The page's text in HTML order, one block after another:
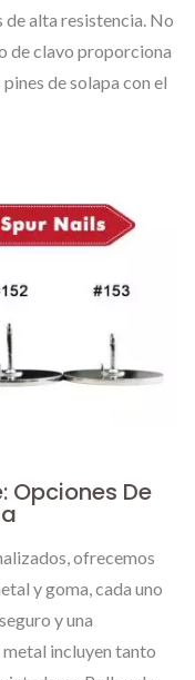
de alta resistencia. No
de clavo proporciona
de solapa con el
Opciones De
ofrecemos
y goma, cada uno
y una
incluyen tanto